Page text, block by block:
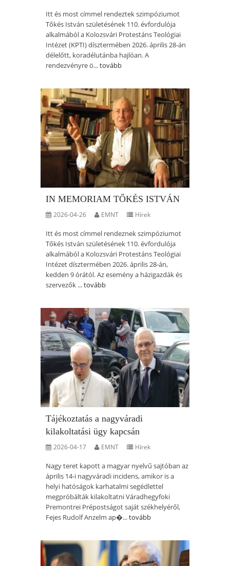
Itt és most címmel rendeztek szimpóziumot
Tőkés István születésének 110. évfordulója
alkalmából a Kolozsvári Protestáns Teológiai
Intézet (KPTI) dísztermében 2026. április 28-án
délelőtt, koradélutánba hajlóan. A
rendezvényre ö...tovább
IN MEMORIAM TŐKÉS ISTVÁN
2026-04-26 EMNT Hírek
Itt és most címmel rendeznek szimpóziumot
Tőkés István születésének 110. évfordulója
alkalmából a Kolozsvári Protestáns Teológiai
Intézet dísztermében 2026. április 28-án,
kedden 9 órától. Az esemény a házigazdák és
szervezők ...tovább
Tájékoztatás a nagyváradi
kilakoltatási ügy kapcsán
2026-04-17 EMNT Hírek
Nagy teret kapott a magyar nyelvű sajtóban az
április 14-i nagyváradi incidens, amikor is a
helyi hatóságok karhatalmi segédlettel
megpróbálták kilakoltatni Váradhegyfoki
Premontrei Prépostságot saját székhelyéről,
Fejes Rudolf Anzelm ap�...tovább